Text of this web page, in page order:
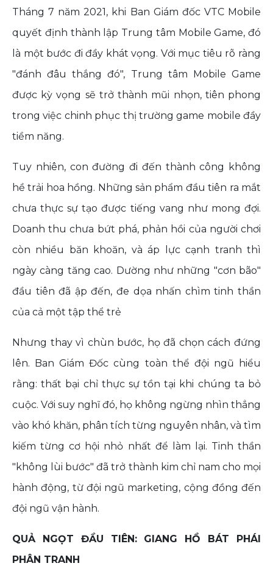
Tháng 7 năm 2021, khi Ban Giám đốc VTC Mobile
quyết định thành lập Trung tâm Mobile Game, đó
là một bước đi đầy khát vọng. Với mục tiêu rõ ràng
"đánh đâu thắng đó", Trung tâm Mobile Game
được kỳ vọng sẽ trở thành mũi nhọn, tiên phong
trong việc chinh phục thị trường game mobile đầy
tiềm năng.
Tuy nhiên, con đường đi đến thành công không
hề trải hoa hồng. Những sản phẩm đầu tiên ra mắt
chưa thực sự tạo được tiếng vang như mong đợi.
Doanh thu chưa bứt phá, phản hồi của người chơi
còn nhiều băn khoăn, và áp lực cạnh tranh thì
ngày càng tăng cao. Dường như những "cơn bão"
đầu tiên đã ập đến, đe dọa nhấn chìm tinh thần
của cả một tập thể trẻ
Nhưng thay vì chùn bước, họ đã chọn cách đứng
lên. Ban Giám Đốc cùng toàn thể đội ngũ hiểu
rằng: thất bại chỉ thực sự tồn tại khi chúng ta bỏ
cuộc. Với suy nghĩ đó, họ không ngừng nhìn thẳng
vào khó khăn, phân tích từng nguyên nhân, và tìm
kiếm từng cơ hội nhỏ nhất để làm lại. Tinh thần
"không lùi bước" đã trở thành kim chỉ nam cho mọi
hành động, từ đội ngũ marketing, cộng đồng đến
đội ngũ vận hành.
QUẢ NGỌT ĐẦU TIÊN: GIANG HỒ BÁT PHÁI
PHÂN TRANH